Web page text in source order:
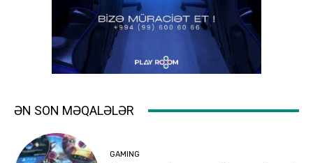
ƏN SON MƏQALƏLƏR
GAMING